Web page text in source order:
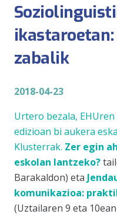
zabalik
2018-04-23
Urtero bezala,
edizioan bi aukera
Klusterrak. Zer egin
eskolan lantzeko?
Barakaldon) eta
komunikazioa:
(Uztailaren 9 eta